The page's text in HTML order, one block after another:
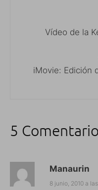
Vídeo de la
iMovie: Edición
5
Manaurin
8 junio, 2010 a